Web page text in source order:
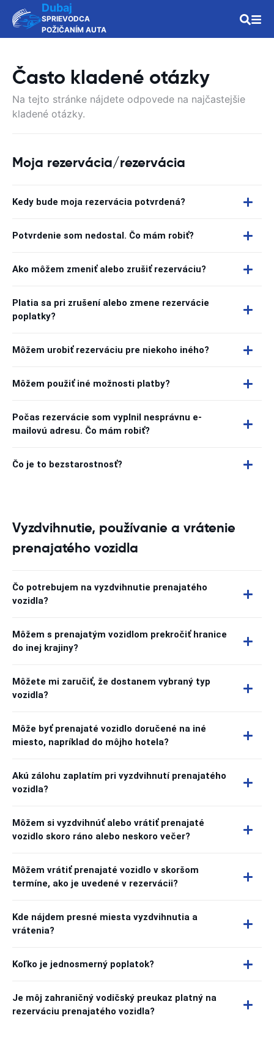
Dubaj
SPRIEVODCA
POŽIČANÍM AUTA
Často kladené otázky
Na tejto stránke nájdete odpovede na najčastejšie
kladené otázky.
Moja rezervácia/rezervácia
Kedy bude moja rezervácia potvrdená?
Potvrdenie som nedostal. Čo mám robiť?
Ako môžem zmeniť alebo zrušiť rezerváciu?
Platia sa pri zrušení alebo zmene rezervácie
poplatky?
Môžem urobiť rezerváciu pre niekoho iného?
Môžem použiť iné možnosti platby?
Počas rezervácie som vyplnil nesprávnu e-
mailovú adresu. Čo mám robiť?
Čo je to bezstarostnosť?
Vyzdvihnutie, používanie a vrátenie
prenajatého vozidla
Čo potrebujem na vyzdvihnutie prenajatého
vozidla?
Môžem s prenajatým vozidlom prekročiť hranice
do inej krajiny?
Môžete mi zaručiť, že dostanem vybraný typ
vozidla?
Môže byť prenajaté vozidlo doručené na iné
miesto, napríklad do môjho hotela?
Akú zálohu zaplatím pri vyzdvihnutí prenajatého
vozidla?
Môžem si vyzdvihnúť alebo vrátiť prenajaté
vozidlo skoro ráno alebo neskoro večer?
Môžem vrátiť prenajaté vozidlo v skoršom
termíne, ako je uvedené v rezervácii?
Kde nájdem presné miesta vyzdvihnutia a
vrátenia?
Koľko je jednosmerný poplatok?
Je môj zahraničný vodičský preukaz platný na
rezerváciu prenajatého vozidla?